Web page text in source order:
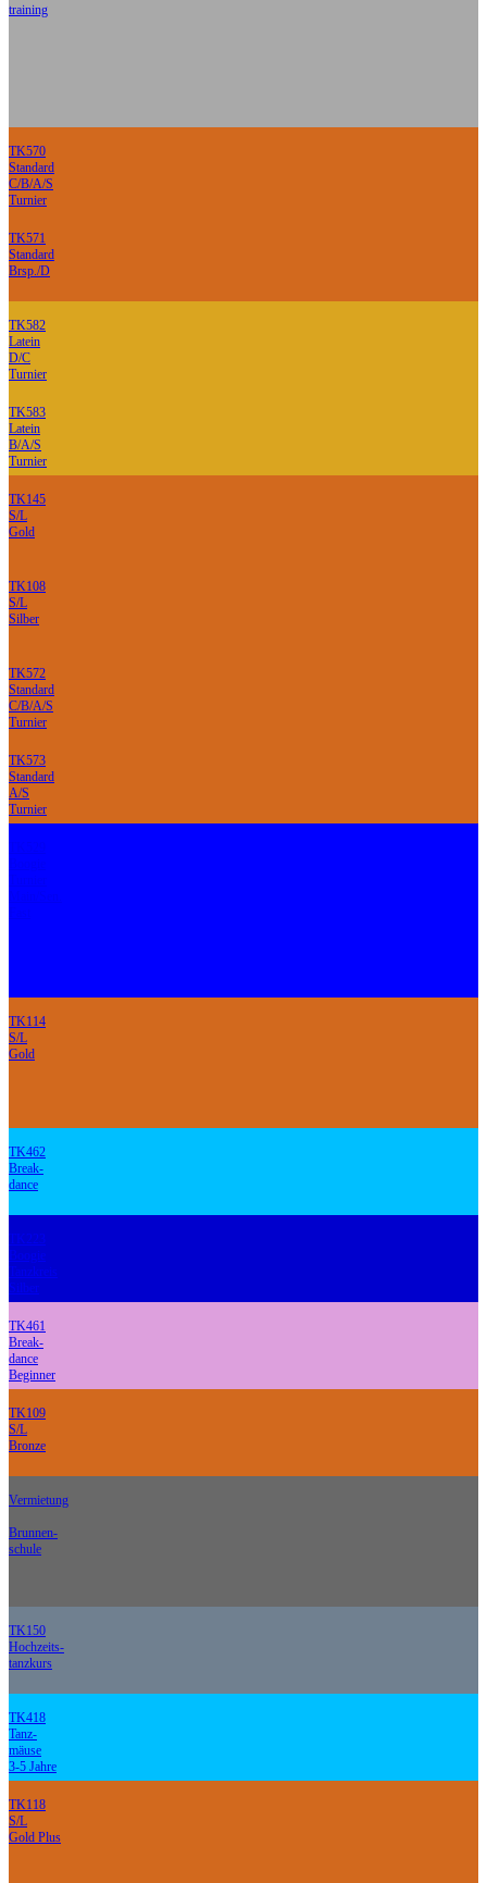
training
TK570
Standard
C/B/A/S
Turnier
TK571
Standard
Brsp./D
TK582
Latein
D/C
Turnier
TK583
Latein
B/A/S
Turnier
TK145
S/L
Gold
TK108
S/L
Silber
TK572
Standard
C/B/A/S
Turnier
TK573
Standard
A/S
Turnier
TK114
S/L
Gold
TK462
Break-
dance
TK223
Boogie
Tanzkreis
Silber
TK461
Break-
dance
Beginner
TK109
S/L
Bronze
Vermietung
Brunnen-
schule
TK150
Hochzeits-
tanzkurs
TK418
Tanz-
mäuse
3-5 Jahre
TK118
S/L
Gold Plus